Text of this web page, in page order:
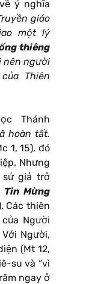
ý nghĩa
giáo
một lý
thiêng
nên người
Thiên
Thánh
hoàn tất.
1, 15), đó
Nhưng
sứ giả trở
Tin Mừng
Các thiên
Người
Người,
(Mt 12,
su và “vì
ngay ở